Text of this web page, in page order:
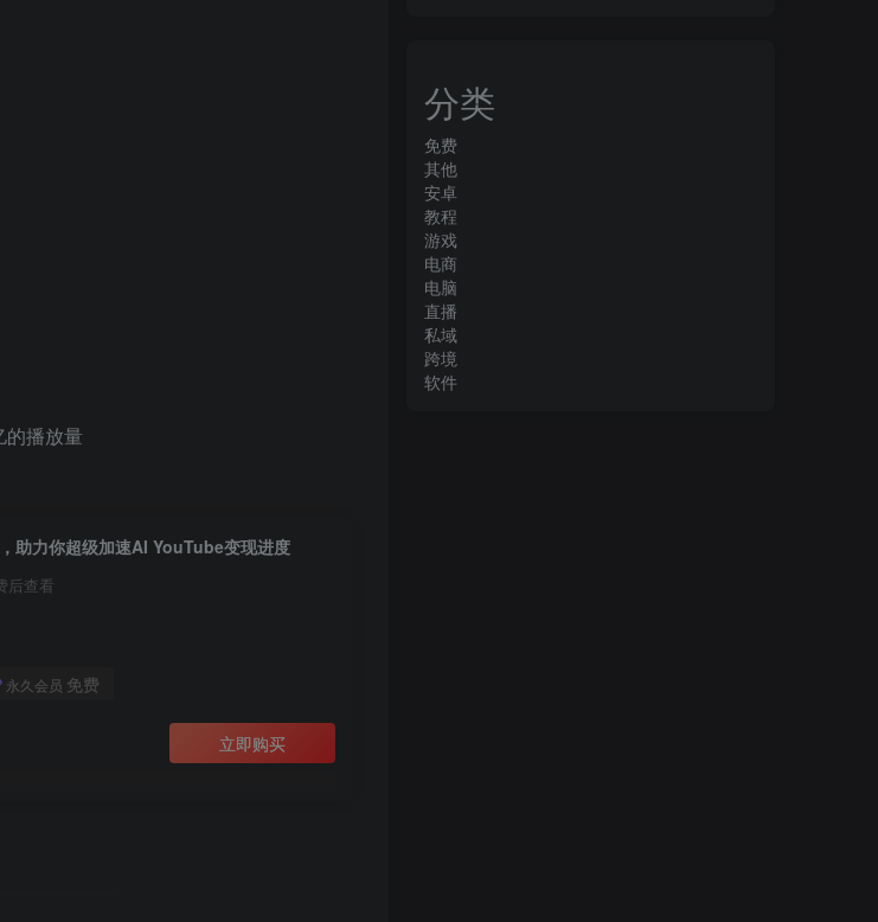
的播放量​
助力你超级加速AI YouTube变现进度
后查看
永久会员 免费
立即购买
分类
免费
其他
安卓
教程
游戏
电商
电脑
直播
私域
跨境
软件